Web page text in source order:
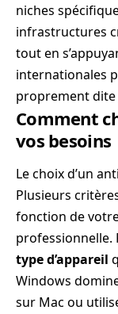
niches
infrastructures
tout en
internationales
proprement
Comment
vos besoins
Le choix d’un
Plusieurs
fonction de
professionnelle.
type d’appareil
Windows
sur Mac ou